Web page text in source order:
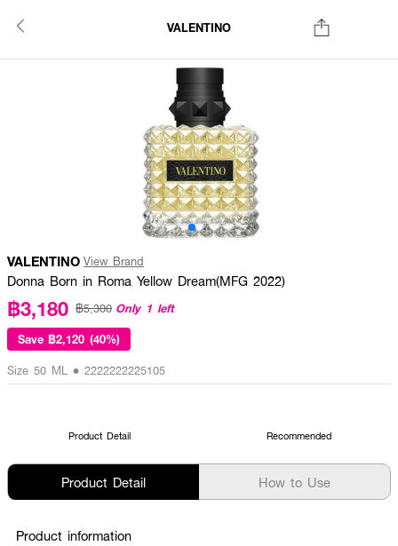
VALENTINO
VALENTINO View Brand
Donna Born in Roma Yellow Dream(MFG 2022)
฿3,180 ฿5,300 Only 1 left
Save ฿2,120 (40%)
Size 50 ML • 2222222225105
Product Detail Recommended
Product Detail How to Use
Product information